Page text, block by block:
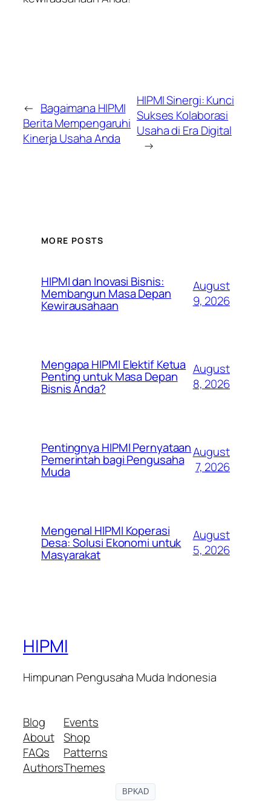
← Bagaimana HIPMI
Berita Mempengaruhi
Kinerja Usaha Anda
HIPMI Sinergi: Kunci
Sukses Kolaborasi
Usaha di Era Digital
→
MORE POSTS
HIPMI dan Inovasi Bisnis:
Membangun Masa Depan
Kewirausahaan
August
9, 2026
Mengapa HIPMI Elektif Ketua
Penting untuk Masa Depan
Bisnis Anda?
August
8, 2026
Pentingnya HIPMI Pernyataan
Pemerintah bagi Pengusaha
Muda
August
7, 2026
Mengenal HIPMI Koperasi
Desa: Solusi Ekonomi untuk
Masyarakat
August
5, 2026
HIPMI
Himpunan Pengusaha Muda Indonesia
Blog
About
FAQs
Authors
Events
Shop
Patterns
Themes
BPKAD